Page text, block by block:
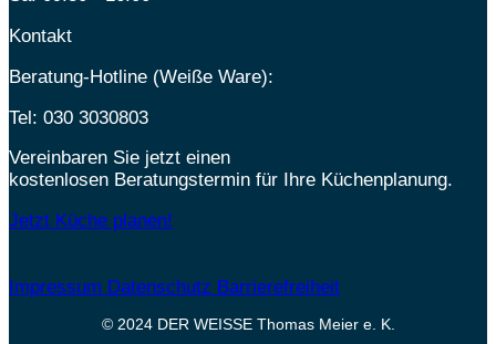
Kontakt
Beratung-Hotline (Weiße Ware):
Tel: 030 3030803
Vereinbaren Sie jetzt einen
kostenlosen Beratungstermin für Ihre Küchenplanung.
Jetzt Küche planen!
Impressum Datenschutz Barrierefreiheit
© 2024 DER WEISSE Thomas Meier e. K.